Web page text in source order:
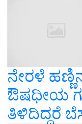
ನೇರಳೆ
ಔಷಧೀಯ
ತಿಳಿದಿದ್ದರೆ